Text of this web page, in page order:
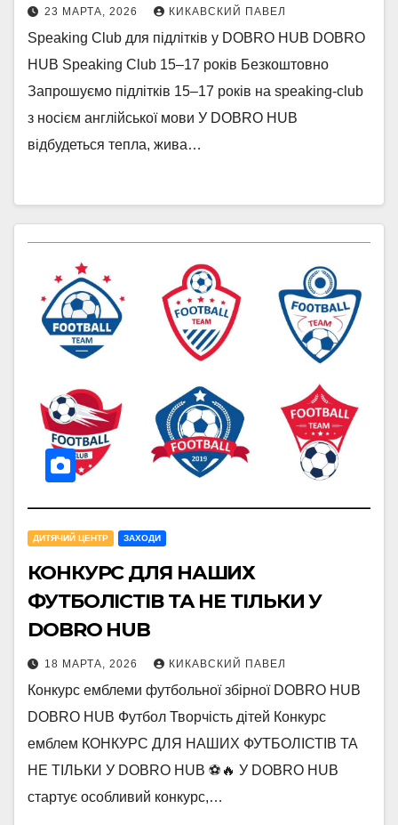
23 МАРТА, 2026 КИКАВСКИЙ ПАВЕЛ
Speaking Club для підлітків у DOBRO HUB DOBRO
HUB Speaking Club 15–17 років Безкоштовно
Запрошуємо підлітків 15–17 років на speaking-club
з носієм англійської мови У DOBRO HUB
відбудеться тепла, жива…
ДИТЯЧИЙ ЦЕНТР ЗАХОДИ
КОНКУРС ДЛЯ НАШИХ
ФУТБОЛІСТІВ ТА НЕ ТІЛЬКИ У
DOBRO HUB
18 МАРТА, 2026 КИКАВСКИЙ ПАВЕЛ
Конкурс емблеми футбольної збірної DOBRO HUB
DOBRO HUB Футбол Творчість дітей Конкурс
емблем КОНКУРС ДЛЯ НАШИХ ФУТБОЛІСТІВ ТА
НЕ ТІЛЬКИ У DOBRO HUB ⚽️🔥 У DOBRO HUB
стартує особливий конкурс,…